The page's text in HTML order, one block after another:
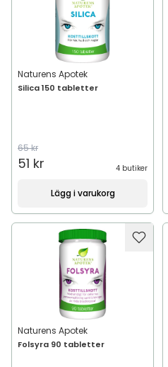
Naturens Apotek
Silica 150 tabletter
65 kr
51 kr 4 butiker
Lägg i varukorg
Naturens Apotek
Folsyra 90 tabletter